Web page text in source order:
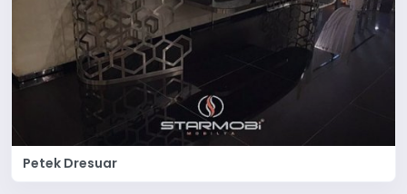
Petek Dresuar